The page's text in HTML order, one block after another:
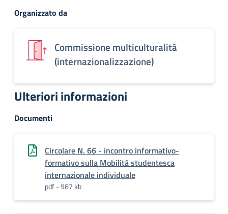
Organizzato da
Commissione multiculturalità
(internazionalizzazione)
Ulteriori informazioni
Documenti
Circolare N. 66 - incontro informativo-
formativo sulla Mobilità studentesca
internazionale individuale
pdf - 987 kb